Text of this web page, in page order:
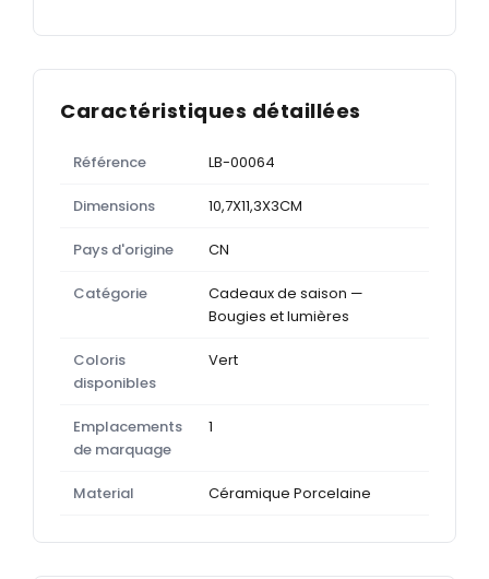
Caractéristiques détaillées
Référence LB-00064
Dimensions 10,7X11,3X3CM
Pays d'origine CN
Catégorie
Cadeaux de saison —
Bougies et lumières
Coloris
disponibles
Vert
Emplacements
de marquage
1
Material Céramique Porcelaine